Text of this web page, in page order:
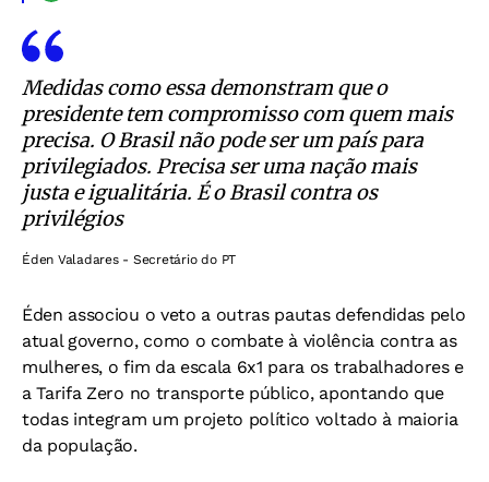
Medidas como essa demonstram que o
presidente tem compromisso com quem mais
precisa. O Brasil não pode ser um país para
privilegiados. Precisa ser uma nação mais
justa e igualitária. É o Brasil contra os
privilégios
Éden Valadares - Secretário do PT
Éden associou o veto a outras pautas defendidas pelo
atual governo, como o combate à violência contra as
mulheres, o fim da escala 6x1 para os trabalhadores e
a Tarifa Zero no transporte público, apontando que
todas integram um projeto político voltado à maioria
da população.